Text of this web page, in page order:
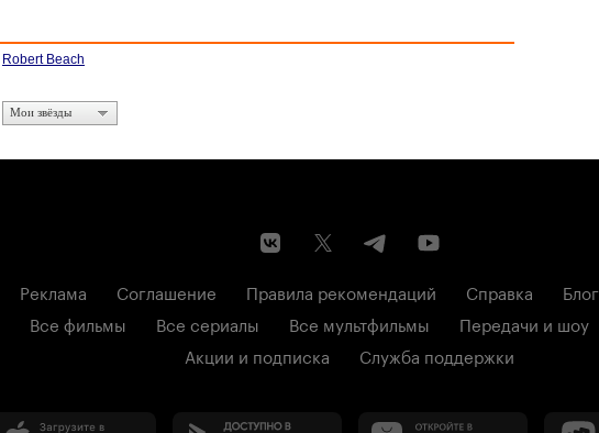
Robert Beach
Мои звёзды
Реклама Соглашение Правила рекомендаций Справка Блог
Все фильмы Все сериалы Все мультфильмы Передачи и шоу
Акции и подписка
Служба поддержки